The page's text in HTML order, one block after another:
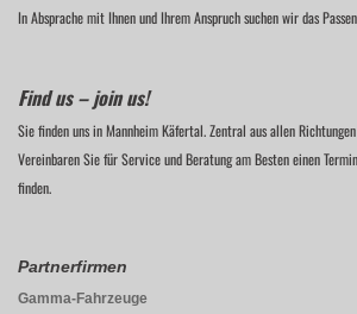
In Absprache mit Ihnen und Ihrem Anspruch suchen wir das
Find us – join us!
Sie finden uns in Mannheim Käfertal. Zentral aus allen
Vereinbaren Sie für Service und Beratung am Besten einen
finden.
Partnerfirmen
Gamma-Fahrzeuge